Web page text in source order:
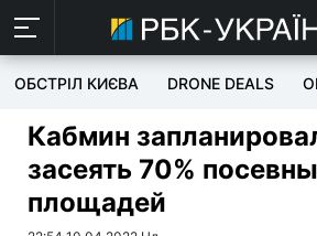
ОБСТРІЛ КИЄВА DRONE DEALS
Кабмин
засеять 70%
площадей